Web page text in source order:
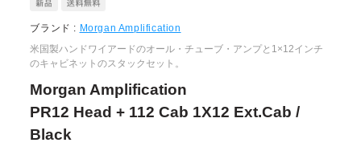
ブランド : Morgan Amplification
米国製ハンドワイアードのオール・チューブ・アンプと1×12インチ
のキャビネットのスタックセット。
Morgan Amplification
PR12 Head + 112 Cab 1X12 Ext.Cab /
Black